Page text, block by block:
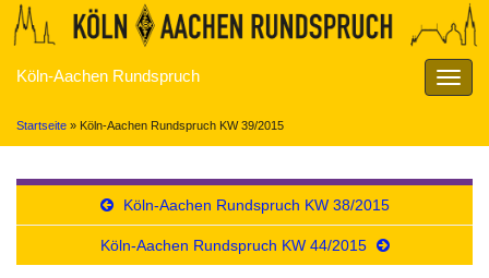
Köln-Aachen Rundspruch
Startseite » Köln-Aachen Rundspruch KW 39/2015
Köln-Aachen Rundspruch KW 38/2015
Köln-Aachen Rundspruch KW 44/2015